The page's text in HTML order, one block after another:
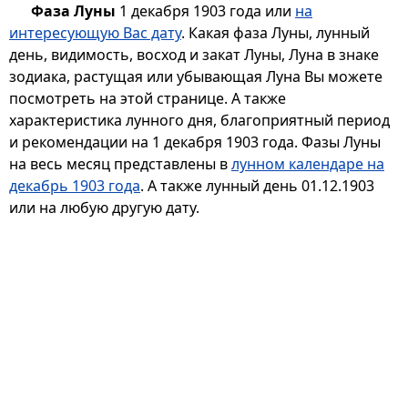
Фаза Луны 1 декабря 1903 года или на
интересующую Вас дату. Какая фаза Луны, лунный
день, видимость, восход и закат Луны, Луна в знаке
зодиака, растущая или убывающая Луна Вы можете
посмотреть на этой странице. А также
характеристика лунного дня, благоприятный период
и рекомендации на 1 декабря 1903 года. Фазы Луны
на весь месяц представлены влунном календаре на
декабрь 1903 года. А также лунный день 01.12.1903
или на любую другую дату.